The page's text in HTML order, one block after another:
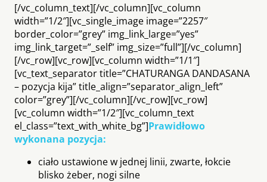
[/vc_column_text][/vc_column][vc_column
width=”1/2″][vc_single_image image=”2257″
border_color=”grey” img_link_large=”yes”
img_link_target=”_self” img_size=”full”][/vc_column]
[/vc_row][vc_row][vc_column width=”1/1″]
[vc_text_separator title=”CHATURANGA DANDASANA
– pozycja kija” title_align=”separator_align_left”
color=”grey”][/vc_column][/vc_row][vc_row]
[vc_column width=”1/2″][vc_column_text
el_class=”text_with_white_bg”]Prawidłowo
wykonana pozycja:
ciało ustawione w jednej linii, zwarte, łokcie
blisko żeber, nogi silne